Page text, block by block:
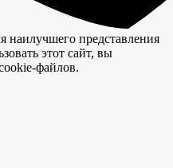
представления
этот сайт, вы
файлов.